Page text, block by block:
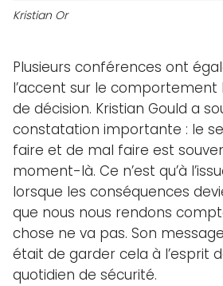
Kristian Or
Plusieurs conférences ont
l’accent sur le comportement
de décision. Kristian Gould a
constatation importante : le
faire et de mal faire est
moment-là. Ce n’est qu’à
lorsque les conséquences
que nous nous rendons
chose ne va pas. Son
était de garder cela à l’esprit
quotidien de sécurité.